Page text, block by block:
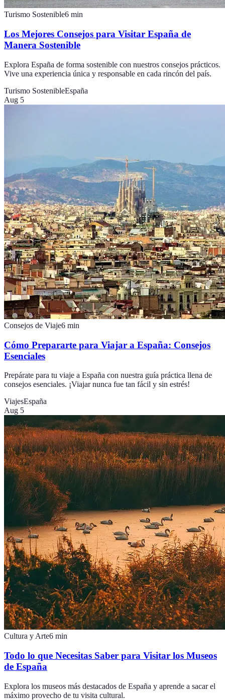
Turismo Sostenible6 min
Los Mejores Consejos para Visitar España de
Manera Sostenible
Explora España de forma sostenible con nuestros consejos prácticos.
Vive una experiencia única y responsable en cada rincón del país.
Turismo SostenibleEspaña
Aug 5
Consejos de Viaje6 min
Cómo Prepararte para Viajar a España: Consejos
Esenciales
Prepárate para tu viaje a España con nuestra guía práctica llena de
consejos esenciales. ¡Viajar nunca fue tan fácil y sin estrés!
ViajesEspaña
Aug 5
Cultura y Arte6 min
Todo lo que Necesitas Saber para Visitar los Museos
de España
Explora los museos más destacados de España y aprende a sacar el
máximo provecho de tu visita cultural.